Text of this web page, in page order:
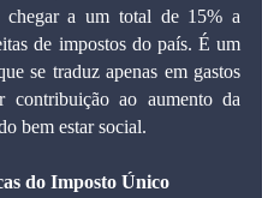
chegar a um total de 15% a
de impostos do país. É um
se traduz apenas em gastos
contribuição ao aumento da
bem estar social.
do Imposto Único